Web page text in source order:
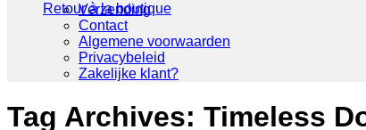
Retour à la boutique
Verzending
Contact
Algemene voorwaarden
Privacybeleid
Zakelijke klant?
Tag Archives: Timeless